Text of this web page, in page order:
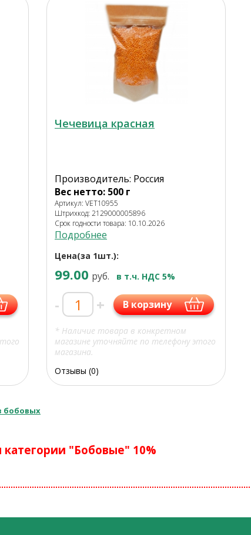
Чечевица красная
Производитель: Россия
Вес нетто: 500 г
Артикул: VET10955
Штрихкод: 2129000005896
Срок годности товара: 10.10.2026
Подробнее
Цена(за 1шт.):
99.00 руб. в т.ч. НДС 5%
- + В корзину
* Наличие товара в конкретном
магазине уточняйте по телефону этого
магазина.
Отзывы (0)
бобовых
"Бобовые" 10%